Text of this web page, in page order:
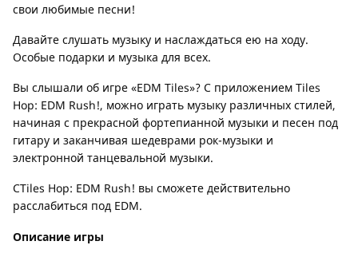
свои любимые песни!
Давайте слушать музыку и наслаждаться ею на ходу.
Особые подарки и музыка для всех.
Вы слышали об игре «EDM Tiles»? С приложением Tiles
Hop: EDM Rush!, можно играть музыку различных стилей,
начиная с прекрасной фортепианной музыки и песен под
гитару и заканчивая шедеврами рок-музыки и
электронной танцевальной музыки.
СTiles Hop: EDM Rush! вы сможете действительно
расслабиться под EDM.
Описание игры